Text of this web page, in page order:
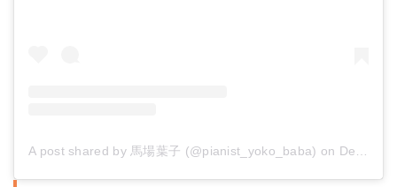
A post shared by 馬場葉子 (@pianist_yoko_baba) on Dec 31, 2017 at 2:33am PST